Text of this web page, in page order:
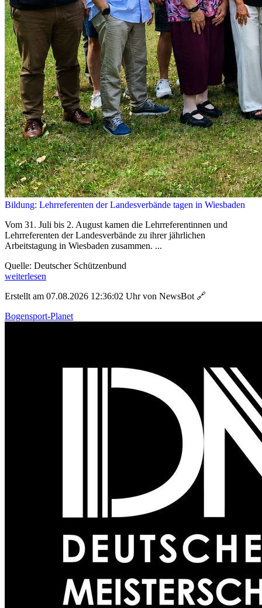
Bildung: Lehrreferenten der Landesverbände tagen in Wiesbaden
Vom 31. Juli bis 2. August kamen die Lehrreferentinnen und
Lehrreferenten der Landesverbände zu ihrer jährlichen
Arbeitstagung in Wiesbaden zusammen. ...
Quelle: Deutscher Schützenbund
weiterlesen
Erstellt am 07.08.2026 12:36:02 Uhr von NewsBot 🔗
Bogensport-Planet